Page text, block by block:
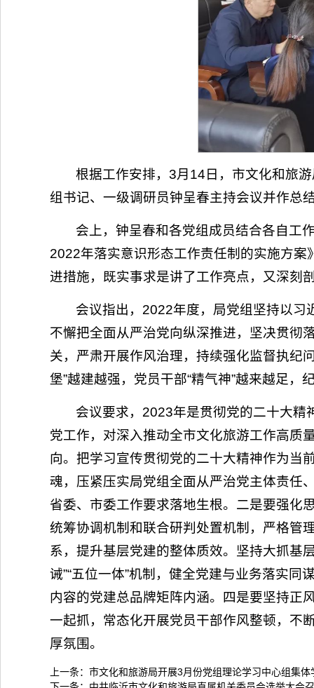
根据工作安排，3月14日，市文化和旅
组书记、一级调研员钟呈春主持会议并作总
会上，钟呈春和各党组成员结合各自工
2022年落实意识形态工作责任制的实施方
进措施，既实事求是讲了工作亮点，又深刻
会议指出，2022年度，局党组坚持以习
不懈把全面从严治党向纵深推进，坚决贯彻
关，严肃开展作风治理，持续强化监督执纪
堡”越建越强，党员干部“精气神”越来越足，
会议要求，2023年是贯彻党的二十大精
党工作，对深入推动全市文化旅游工作高质
向。把学习宣传贯彻党的二十大精神作为当
魂，压紧压实局党组全面从严治党主体责任
省委、市委工作要求落地生根。二是要强化
统筹协调机制和联合研判处置机制，严格管
系，提升基层党建的整体质效。坚持大抓基
诫”“五位一体”机制，健全党建与业务落实同
内容的党建总品牌矩阵内涵。四是要坚持正
一起抓，常态化开展党员干部作风整顿，不
厚氛围。
上一条： 市文化和旅游局开展3月份党组理论学习中心组集体